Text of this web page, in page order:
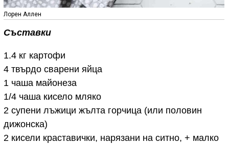
Лорен Аллен
Съставки
1.4 кг картофи
4 твърдо сварени яйца
1 чаша майонеза
1/4 чаша кисело мляко
2 супени лъжици жълта горчица (или половин
дижонска)
2 кисели краставички, нарязани на ситно, + малко